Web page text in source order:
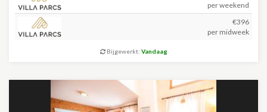
per weekend
€396
per midweek
Bijgewerkt: Vandaag